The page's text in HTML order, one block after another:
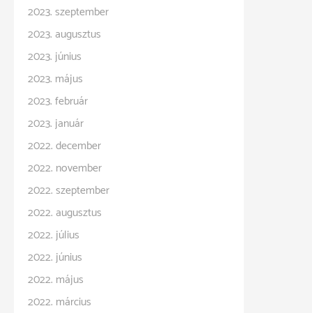
2023. szeptember
2023. augusztus
2023. június
2023. május
2023. február
2023. január
2022. december
2022. november
2022. szeptember
2022. augusztus
2022. július
2022. június
2022. május
2022. március